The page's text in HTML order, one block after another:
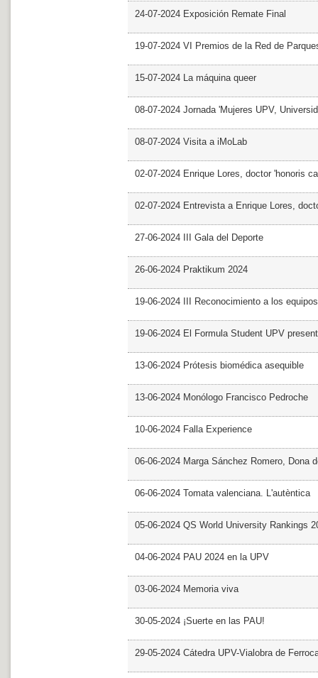
24-07-2024 Exposición Remate Final
19-07-2024 VI Premios de la Red de
15-07-2024 La máquina queer
08-07-2024 Jornada 'Mujeres UPV,
08-07-2024 Visita a iMoLab
02-07-2024 Enrique Lores, doctor 'honoris
02-07-2024 Entrevista a Enrique Lores,
27-06-2024 III Gala del Deporte
26-06-2024 Praktikum 2024
19-06-2024 III Reconocimiento a los
19-06-2024 El Formula Student UPV
13-06-2024 Prótesis biomédica asequible
13-06-2024 Monólogo Francisco Pedroche
10-06-2024 Falla Experience
06-06-2024 Marga Sánchez Romero, Dona
06-06-2024 Tomata valenciana. L'autèntica
05-06-2024 QS World University Rankings
04-06-2024 PAU 2024 en la UPV
03-06-2024 Memoria viva
30-05-2024 ¡Suerte en las PAU!
29-05-2024 Cátedra UPV-Vialobra de